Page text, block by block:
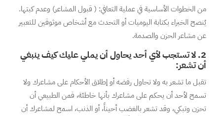
من الخطوات الأساسية في عملية التعافي: ( قبول المشاعر) وعدم كبتها.
يُنصح الخبراء بكتابة اليوميات أو التحدث مع أشخاص موثوقين للتعبير
عن مشاعر الحزن والصدمة.
2
.لا تستجب لأي أحد يحاول أن يملي عليك كيف ينبغي
أن تشعر:
تقبل ما تشعر به ولا تحاول رفضه أو إطلاق الأحكام على مشاعرك ولا
تسمح لأحد أن يحكم على مشاعرك بأنها خاطئة، فمن الطبيعي أن
تحزن وتبكي، وقد تشعر بالغضب أحيناً، أو الذنب، اسمح لمشاعرك أن